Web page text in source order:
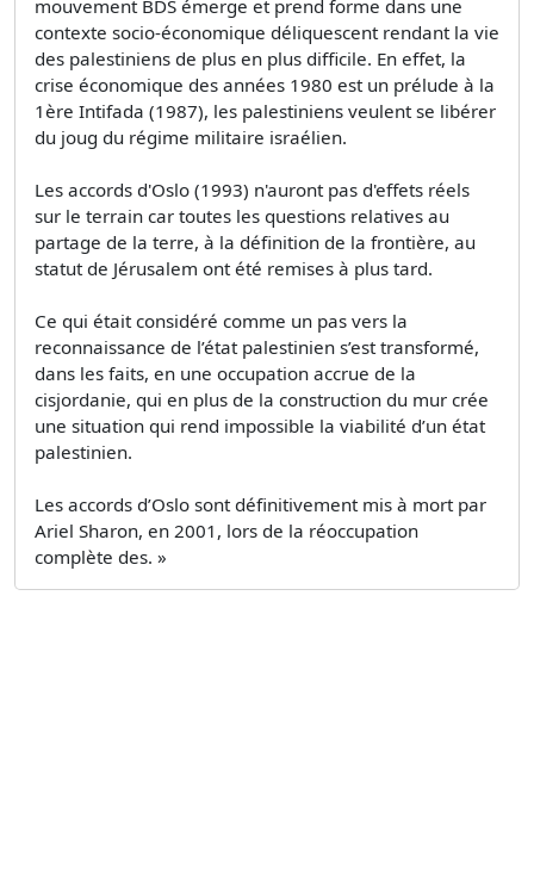
mouvement BDS émerge et prend forme dans une
contexte socio-économique déliquescent rendant la vie
des palestiniens de plus en plus difficile. En effet, la
crise économique des années 1980 est un prélude à la
1ère Intifada (1987), les palestiniens veulent se libérer
du joug du régime militaire israélien.
Les accords d'Oslo (1993) n'auront pas d'effets réels
sur le terrain car toutes les questions relatives au
partage de la terre, à la définition de la frontière, au
statut de Jérusalem ont été remises à plus tard.
Ce qui était considéré comme un pas vers la
reconnaissance de l’état palestinien s’est transformé,
dans les faits, en une occupation accrue de la
cisjordanie, qui en plus de la construction du mur crée
une situation qui rend impossible la viabilité d’un état
palestinien.
Les accords d’Oslo sont définitivement mis à mort par
Ariel Sharon, en 2001, lors de la réoccupation
complète des. »